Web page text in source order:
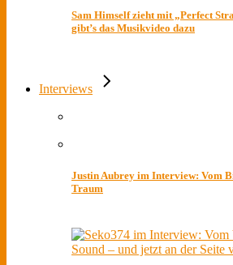
Sam Himself zieht mit „Perfect
gibt’s das Musikvideo dazu
Interviews
Justin Aubrey im Interview: Vom
Traum